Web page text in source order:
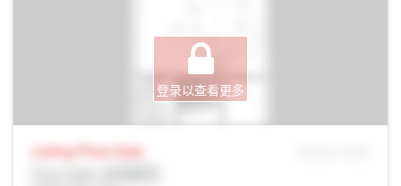
登录以查看更多
Listing Price Sale